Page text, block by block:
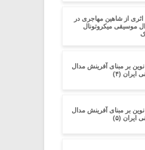
اثری از شاهین مهاجری در
موسیقی میکروتونال
بر مبنای آفرینش مدال
ایران (۴)
بر مبنای آفرینش مدال
ایران (۵)